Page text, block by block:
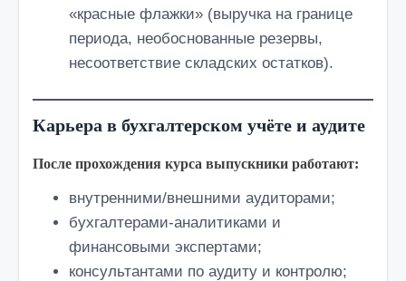
«красные флажки» (выручка на границе
периода, необоснованные резервы,
несоответствие складских остатков).
Карьера в бухгалтерском учёте и аудите
После прохождения курса выпускники работают:
внутренними/внешними аудиторами;
бухгалтерами-аналитиками и
финансовыми экспертами;
консультантами по аудиту и контролю;